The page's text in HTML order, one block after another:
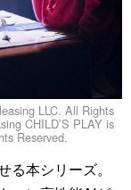
LLC. All Rights
CHILD’S PLAY is
Reserved.
本シリーズ。